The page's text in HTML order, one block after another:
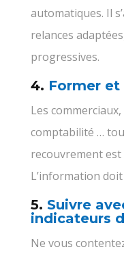
automatiques. Il
relances
progressives.
4. Former
Les
comptabilité …
recouvrement est
L’information
5. Suivre
indicateurs
Ne vous